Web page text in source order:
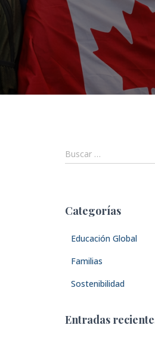
B
u
r
Buscar …
Categorías
Educación Global
Familias
Sostenibilidad
Entradas